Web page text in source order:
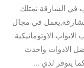
في الشارقة نمتلك
في مجال
الاوتوماتيكية
الادوات واحدث
يتوفر لدي ...